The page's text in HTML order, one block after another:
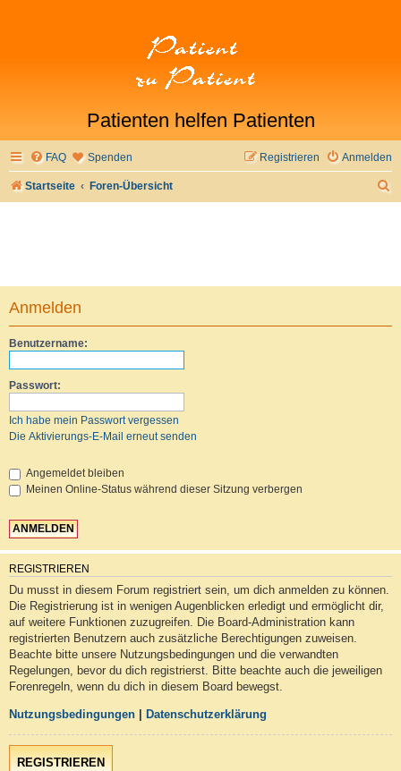
Patienten helfen Patienten
FAQ Spenden Anmelden
Registrieren
Startseite Foren-Übersicht
Anmelden
Benutzername:
Passwort:
Ich habe mein Passwort vergessen
Die Aktivierungs-E-Mail erneut senden
Angemeldet bleiben
Meinen Online-Status während dieser Sitzung verbergen
REGISTRIEREN
Du musst in diesem Forum registriert sein, um dich anmelden zu können.
Die Registrierung ist in wenigen Augenblicken erledigt und ermöglicht dir,
auf weitere Funktionen zuzugreifen. Die Board-Administration kann
registrierten Benutzern auch zusätzliche Berechtigungen zuweisen.
Beachte bitte unsere Nutzungsbedingungen und die verwandten
Regelungen, bevor du dich registrierst. Bitte beachte auch die jeweiligen
Forenregeln, wenn du dich in diesem Board bewegst.
Nutzungsbedingungen Datenschutzerklärung
REGISTRIEREN